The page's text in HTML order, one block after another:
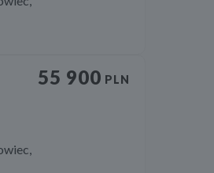
55 900 PLN